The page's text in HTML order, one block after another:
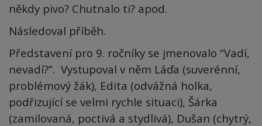
někdy pivo? Chutnalo ti? apod.
Následoval příběh.
Představení pro 9. ročníky se jmenovalo “Vadí,
nevadí?”. Vystupoval v něm Láďa (suverénní,
problémový žák), Edita (odvážná holka,
podřizující se velmi rychle situaci), Šárka
(zamilovaná, poctivá a stydlivá), Dušan (chytrý,